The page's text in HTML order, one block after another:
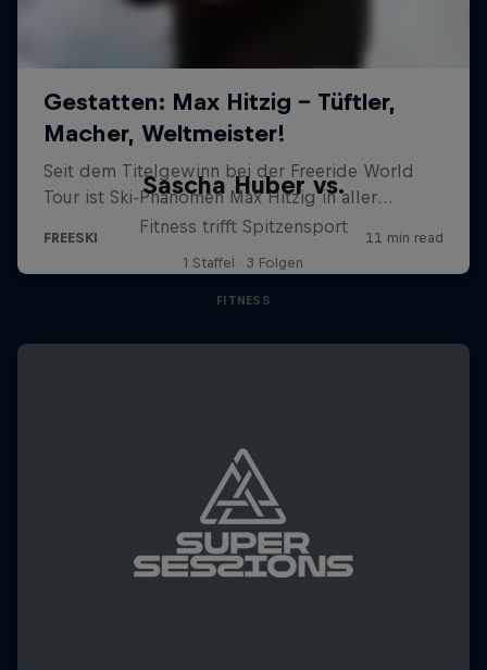
Sascha Huber vs.
Fitness trifft Spitzensport
1 Staffel · 3 Folgen
FITNESS